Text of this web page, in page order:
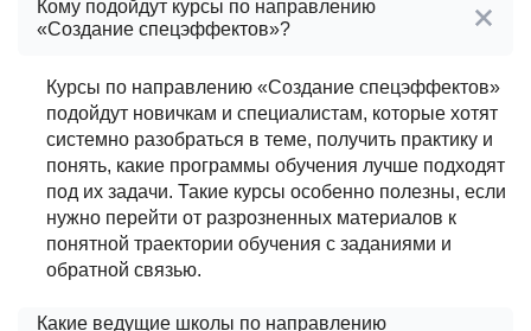
Кому подойдут курсы по направлению
«Создание спецэффектов»?
Курсы по направлению «Создание спецэффектов»
подойдут новичкам и специалистам, которые хотят
системно разобраться в теме, получить практику и
понять, какие программы обучения лучше подходят
под их задачи. Такие курсы особенно полезны, если
нужно перейти от разрозненных материалов к
понятной траектории обучения с заданиями и
обратной связью.
Какие ведущие школы по направлению